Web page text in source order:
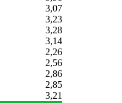
3,07
3,23
3,28
3,14
2,26
2,56
2,86
2,85
3,21